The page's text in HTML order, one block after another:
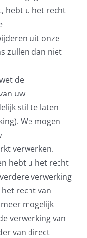
hebt u het recht
uit onze
zullen dan niet
de
uw
stil te laten
We mogen
verwerken.
hebt u het recht
verwerking
recht van
mogelijk
verwerking van
van direct